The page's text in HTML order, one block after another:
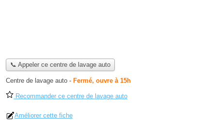
📞 Appeler ce centre de lavage auto
Centre de lavage auto - Fermé, ouvre à 15h
Recommander ce centre de lavage auto
Améliorer cette fiche